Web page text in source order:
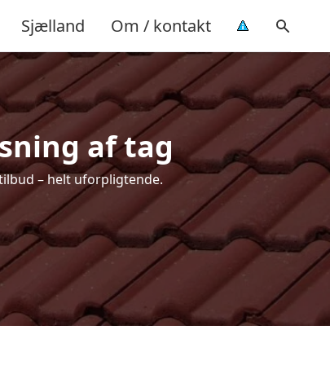
Sjælland Om / kontakt
af tag
– helt uforpligtende.